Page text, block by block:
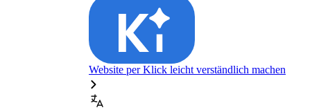
Website per Klick leicht verständlich machen